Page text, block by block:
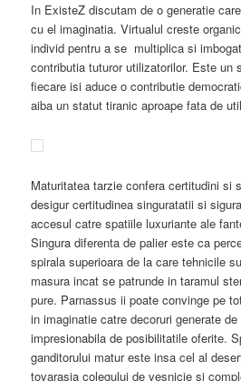
In ExisteZ discutam de o generatie
cu el imaginatia. Virtualul creste
individ pentru a se multiplica si
contributia tuturor utilizatorilor. Este un
fiecare isi aduce o contributie
aiba un statut tiranic aproape fata de
Maturitatea tarzie confera certitudini si
desigur certitudinea singuratatii si
accesul catre spatiile luxuriante ale
Singura diferenta de palier este ca
spirala superioara de la care tehnicile
masura incat se patrunde in taramul
pure. Parnassus ii poate convinge pe
in imaginatie catre decoruri generate de
impresionabila de posibilitatile oferite.
ganditorului matur este insa cel al
tovarasia colegului de vesnicie si